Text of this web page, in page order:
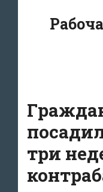
три